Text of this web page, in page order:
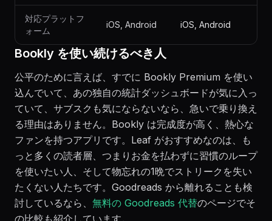
対応プラットフ
ォーム
iOS, Android iOS, Android
Bookly を使い続けるべき人
公平のために言えば、すでに Bookly Premium を使い
込んでいて、あの独自の統計ダッシュボードが気に入っ
ていて、サブスクも気にならないなら、急いで乗り換え
る理由はありません。Bookly は完成度が高く、熱心な
ファンを持つアプリです。Leaf がおすすめなのは、も
っと多くの読者層、つまりお金を払わずに習慣のループ
を使いたい人、そして物忘れの1晩でストリークを失い
たくない人たちです。Goodreads から離れることも検
討しているなら、 無料の Goodreads 代替のページでそ
の比較も紹介しています。